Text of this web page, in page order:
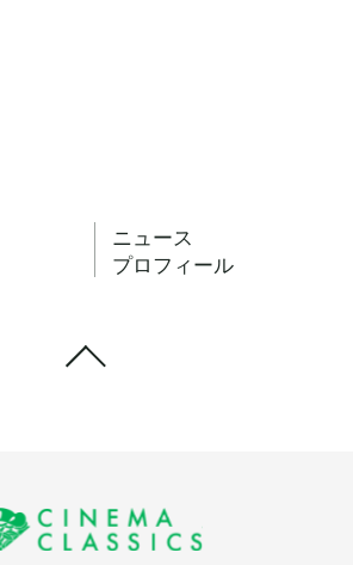
ニュース
プロフィール